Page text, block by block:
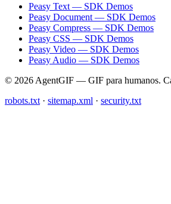
Peasy Text — SDK Demos
Peasy Document — SDK Demos
Peasy Compress — SDK Demos
Peasy CSS — SDK Demos
Peasy Video — SDK Demos
Peasy Audio — SDK Demos
© 2026 AgentGIF — GIF para humanos.
robots.txt · sitemap.xml · security.txt